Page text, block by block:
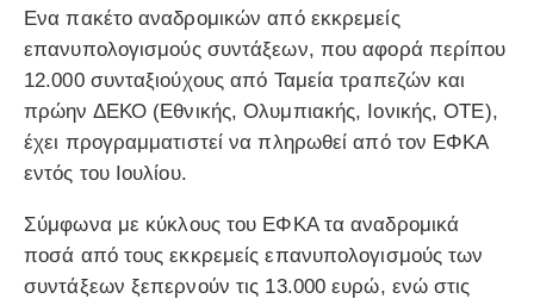
Ενα πακέτο αναδρομικών από εκκρεμείς
επανυπολογισμούς συντάξεων, που αφορά περίπου
12.000 συνταξιούχους από Ταμεία τραπεζών και
πρώην ΔΕΚΟ (Εθνικής, Ολυμπιακής, Ιονικής, ΟΤΕ),
έχει προγραμματιστεί να πληρωθεί από τον ΕΦΚΑ
εντός του Ιουλίου.
Σύμφωνα με κύκλους του ΕΦΚΑ τα αναδρομικά
ποσά από τους εκκρεμείς επανυπολογισμούς των
συντάξεων ξεπερνούν τις 13.000 ευρώ, ενώ στις